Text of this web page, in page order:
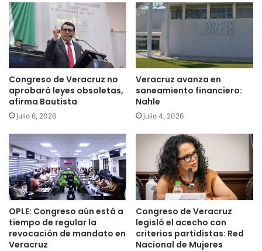
Congreso de Veracruz no
aprobará leyes obsoletas,
afirma Bautista
julio 6, 2026
Veracruz avanza en
saneamiento financiero:
Nahle
julio 4, 2026
OPLE: Congreso aún está a
tiempo de regular la
revocación de mandato en
Veracruz
Congreso de Veracruz
legisló el acecho con
criterios partidistas: Red
Nacional de Mujeres